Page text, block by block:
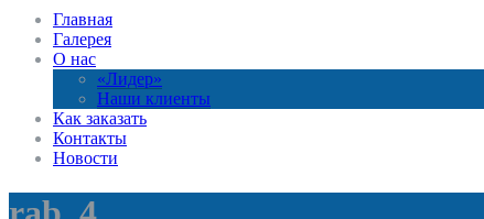
Главная
Галерея
О нас
«Лидер»
Наши клиенты
Как заказать
Контакты
Новости